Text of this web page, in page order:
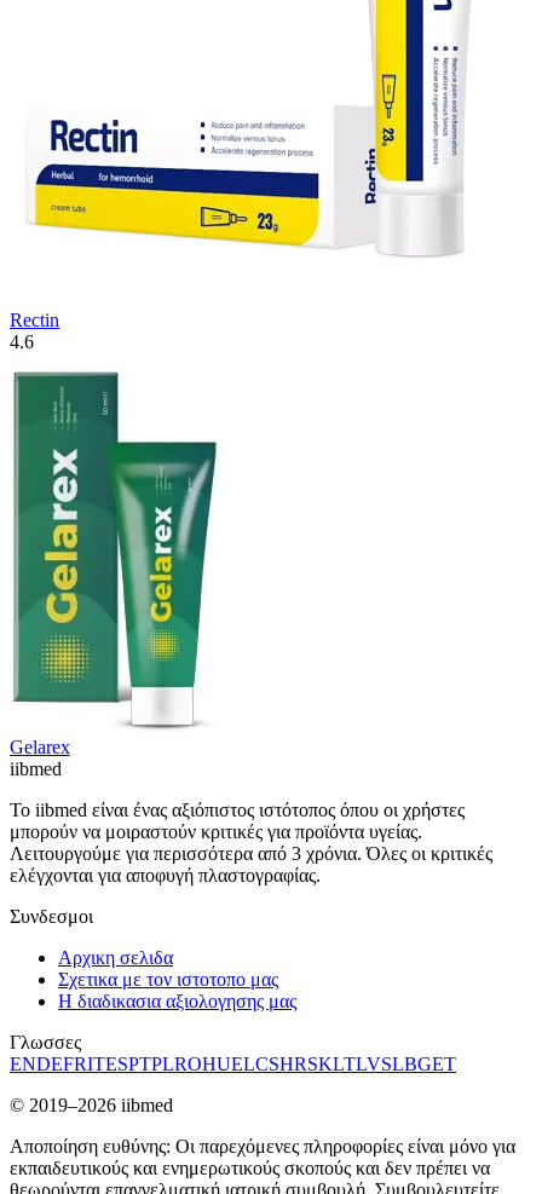
Rectin
4.6
Gelarex
iibmed
Το iibmed είναι ένας αξιόπιστος ιστότοπος όπου οι χρήστες
μπορούν να μοιραστούν κριτικές για προϊόντα υγείας.
Λειτουργούμε για περισσότερα από 3 χρόνια. Όλες οι κριτικές
ελέγχονται για αποφυγή πλαστογραφίας.
Συνδεσμοι
Αρχικη σελιδα
Σχετικα με τον ιστοτοπο μας
Η διαδικασια αξιολογησης μας
Γλωσσες
ENDEFRITESPTPLROHUELCSHRSKLTLVSLBGET
© 2019–2026 iibmed
Αποποίηση ευθύνης: Οι παρεχόμενες πληροφορίες είναι μόνο για
εκπαιδευτικούς και ενημερωτικούς σκοπούς και δεν πρέπει να